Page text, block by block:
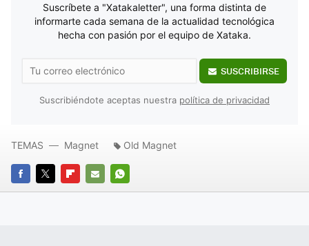
Suscríbete a "Xatakaletter", una forma distinta de
informarte cada semana de la actualidad tecnológica
hecha con pasión por el equipo de Xataka.
SUSCRIBIRSE
Suscribiéndote aceptas nuestra política de privacidad
FACEBOOK
TWITTERFLIPBOARD
E-
WHATSAPP
TEMAS Magnet Old Magnet